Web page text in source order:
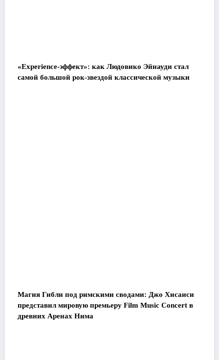
«Experience-эффект»: как Людовико Эйнауди стал
самой большой рок-звездой классической музыки
Магия Гибли под римскими сводами: Джо Хисаиси
представил мировую премьеру Film Music Concert в
древних Аренах Нима